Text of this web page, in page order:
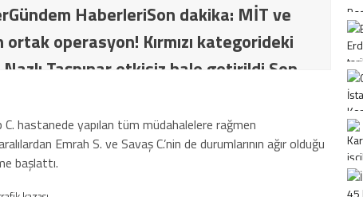
HaberleriSon dakika: MİT ve
ortak operasyon! Kırmızı kategorideki
Taşpınar etkisiz hale getirildi Son
ve TSK’dan ortak operasyon! Kırmızı
terörist Nazlı Taşpınar etkisiz hale
C. hastanede yapılan tüm müdahalelere rağmen
Emrah S. ve Savaş C.’nin de durumlarının ağır olduğu
başlattı.